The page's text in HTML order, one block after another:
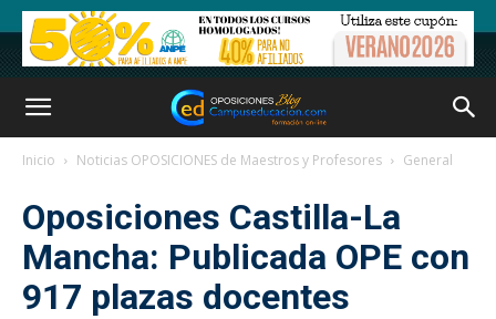
Inicio Noticias OPOSICIONES de Maestros y Profesores General
Oposiciones Castilla-La
Mancha: Publicada OPE con
917 plazas docentes